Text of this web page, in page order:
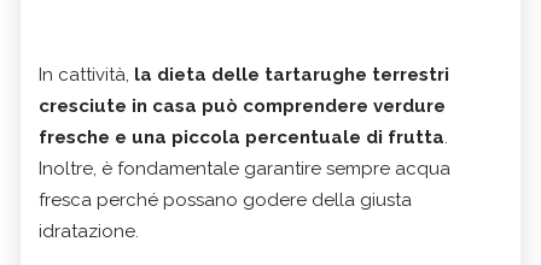
In cattività, la dieta delle tartarughe terrestri
cresciute in casa può comprendere verdure
fresche e una piccola percentuale di frutta.
Inoltre, è fondamentale garantire sempre acqua
fresca perché possano godere della giusta
idratazione.